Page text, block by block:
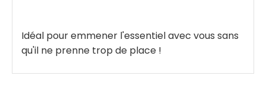
Idéal pour emmener l'essentiel avec vous sans
qu'il ne prenne trop de place !